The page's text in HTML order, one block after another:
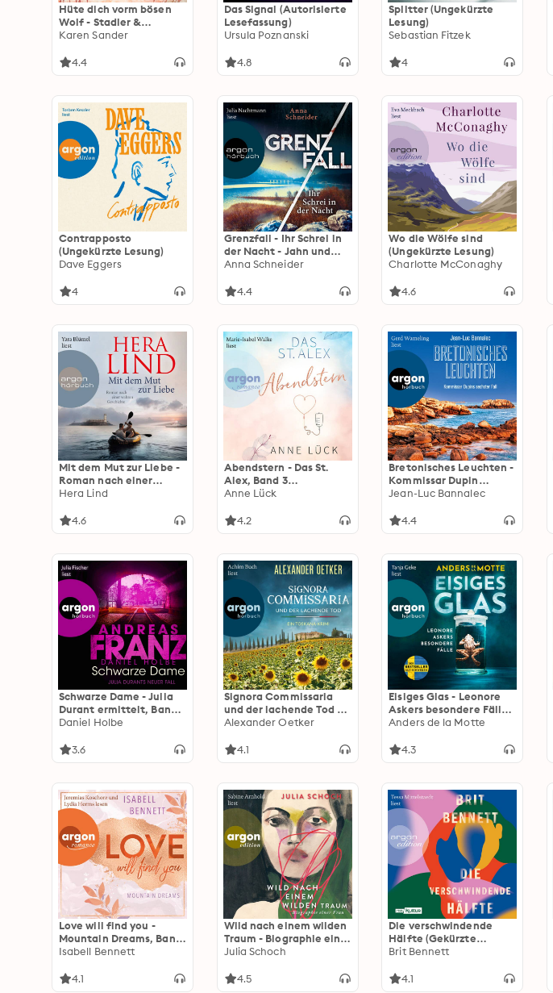
Hüte dich vorm bösen
Wolf - Stadler &
Montario ermitteln,
Lesung)
Karen Sander
4.4
Das Signal (Autorisierte
Lesefassung)
Ursula Poznanski
4.8
Splitter (Ungekürzte
Lesung)
Sebastian Fitzek
4
Contrapposto
(Ungekürzte Lesung)
Dave Eggers
4
Grenzfall - Ihr Schrei in
der Nacht - Jahn und
Krammer ermitteln,
Lesung): Jahn und
Anna Schneider
4.4
Wo die Wölfe sind
(Ungekürzte Lesung)
Charlotte McConaghy
4.6
Mit dem Mut zur Liebe -
Roman nach einer
wahren Geschichte
Hera Lind
4.6
Abendstern - Das St.
Alex, Band 3
(Ungekürzte Lesung)
Anne Lück
4.2
Bretonisches Leuchten -
Kommissar Dupin
ermittelt, Band 6
Jean-Luc Bannalec
4.4
Schwarze Dame - Julia
Durant ermittelt, Band
24 (Autorisierte
Daniel Holbe
3.6
Signora Commissaria
und der lachende Tod -
Ein Toskana-Krimi -
Band 2 (Ungekürzte
Alexander Oetker
4.1
Eisiges Glas - Leonore
Askers besondere Fälle -
Leo Asker, Band 2
Anders de la Motte
4.3
Love will find you -
Mountain Dreams, Band
1 (Ungekürzte Lesung)
Isabell Bennett
4.1
Wild nach einem wilden
Traum - Biographie einer
Frau, Band 3
Julia Schoch
4.5
Die verschwindende
Hälfte (Gekürzte
Lesefassung)
Brit Bennett
4.1